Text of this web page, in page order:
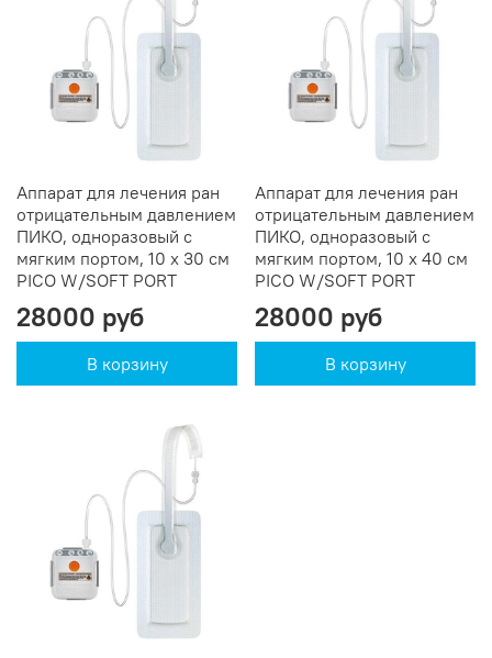
Аппарат для лечения ран
отрицательным давлением
ПИКО, одноразовый c
мягким портом, 10 х 30 см
PICO W/SOFT PORT
28000 руб
В корзину
Аппарат для лечения ран
отрицательным давлением
ПИКО, одноразовый c
мягким портом, 10 х 40 см
PICO W/SOFT PORT
28000 руб
В корзину